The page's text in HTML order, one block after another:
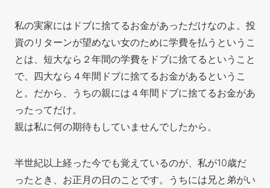
私の実家にはドブに捨てるお金があっただけなのよ。投
資のリターンが望めない女のために学費を払うというこ
とは、短大なら２年間の学費をドブに捨てるということ
で、四大なら４年間ドブに捨てるお金があるというこ
と。だから、うちの親には４年間ドブに捨てるお金があ
ったってだけ。
親は私に何の期待もしていませんでしたから。
半世紀以上経った今でも覚えているのが、私が10歳だ
ったとき、お正月の日のことです。うちには兄と弟がい